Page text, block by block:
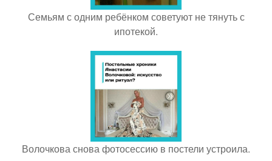
Семьям с одним ребёнком советуют не тянуть с
ипотекой.
Волочкова снова фотосессию в постели устроила.